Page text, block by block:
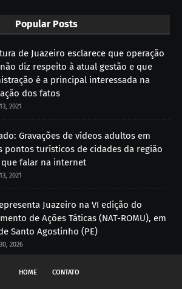
Popular Posts
de Juazeiro esclarece que operação
não diz respeito à atual gestão e que
é a principal interessada na
dos fatos
2021
Gravações de vídeos adultos em
pontos turísticos de cidades da região
falar na internet
2021
Juazeiro na VI edição do
de Ações Táticas (NAT-ROMU), em
Santo Agostinho (PE)
2026
HOME CONTATO